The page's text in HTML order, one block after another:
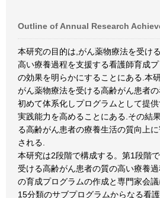
Outline of Annual Research
本研究の目的は,がん薬物療法を受け
高い療養過程を支援する看護師育成
の効果を明らかにすることにある.本
がん薬物療法を受ける高齢がん患者
初めて体系化しプログラムとして提
実践能力を高めることにある.その結
る高齢がん患者の療養生活の質向上
される.
本研究は2段階で構成する。第1段階
受ける高齢がん患者の質の高い療養
の育成プログラムの作成と専門家会議
15分類のサブプログラムからなる看